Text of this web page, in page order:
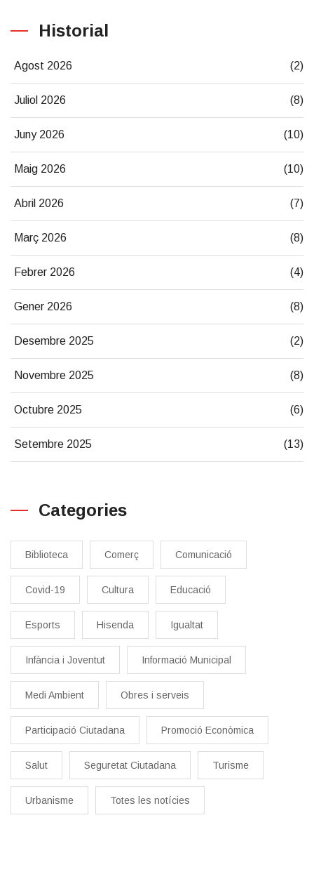
Historial
Agost 2026 (2)
Juliol 2026 (8)
Juny 2026 (10)
Maig 2026 (10)
Abril 2026 (7)
Març 2026 (8)
Febrer 2026 (4)
Gener 2026 (8)
Desembre 2025 (2)
Novembre 2025 (8)
Octubre 2025 (6)
Setembre 2025 (13)
Categories
Biblioteca Comerç Comunicació
Covid-19 Cultura Educació
Esports Hisenda Igualtat
Infància i Joventut Informació Municipal
Medi Ambient Obres i serveis
Participació Ciutadana Promoció Econòmica
Salut Seguretat Ciutadana Turisme
Urbanisme Totes les notícies